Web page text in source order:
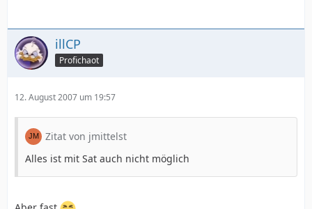
illCP
Profichaot
12. August 2007 um 19:57
Zitat von jmittelst
Alles ist mit Sat auch nicht möglich